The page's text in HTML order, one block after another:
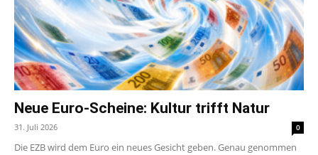
Neue Euro-Scheine: Kultur trifft Natur
31. Juli 2026 0
Die EZB wird dem Euro ein neues Gesicht geben. Genau genommen